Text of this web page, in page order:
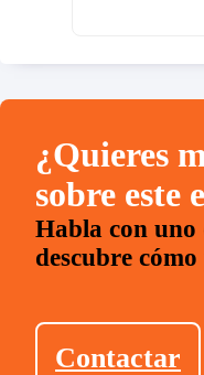
¿Quieres
sobre este
Habla con uno
descubre
Contactar